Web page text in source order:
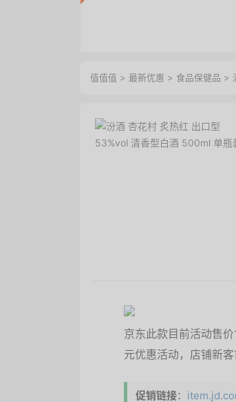
值值值 > 最新优惠 > 食品保健品 >
京东此款目前活动售
元优惠活动，店铺新
促销链接：